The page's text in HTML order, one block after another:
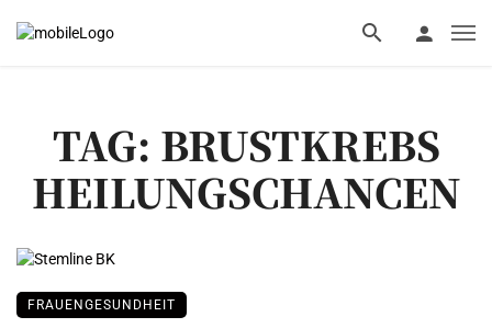
TAG: BRUSTKREBS
HEILUNGSCHANCEN
FRAUENGESUNDHEIT